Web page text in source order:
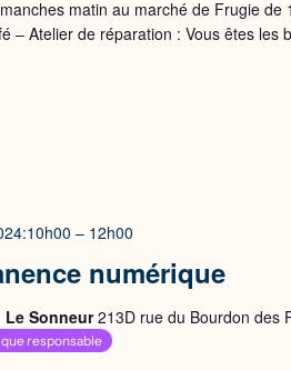
matin au marché de Frugie de
– Atelier de réparation : Vous êtes
numérique
– 12h00
Le Sonneur213D rue du Bourdon des
responsable